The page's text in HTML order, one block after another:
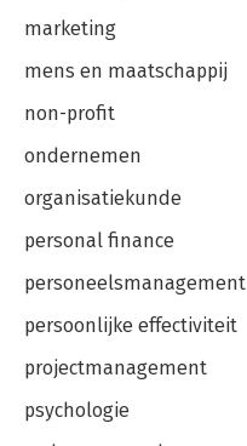
marketing
mens en maatschappij
non-profit
ondernemen
organisatiekunde
personal finance
personeelsmanagement
persoonlijke effectiviteit
projectmanagement
psychologie